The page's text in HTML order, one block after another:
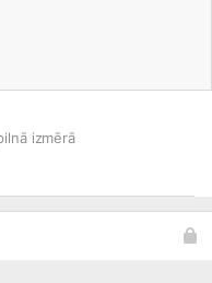
izmērā